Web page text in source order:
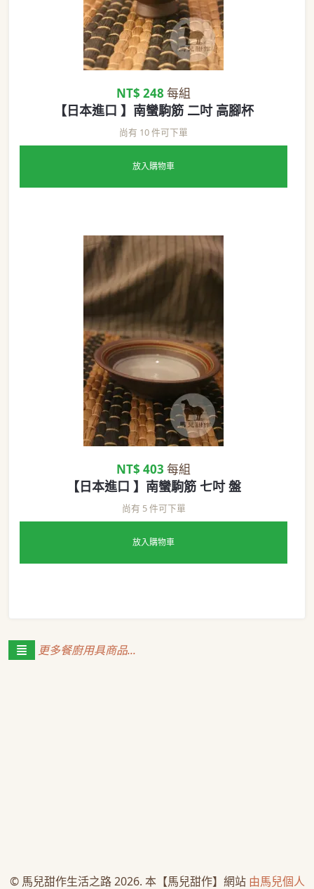
NT$ 248 每組
【日本進口 】南蠻駒筋 二吋 高腳杯
尚有 10 件可下單
放入購物車
NT$ 403 每組
【日本進口 】南蠻駒筋 七吋 盤
尚有 5 件可下單
放入購物車
更多餐廚用具商品...
© 馬兒甜作生活之路 2026. 本【馬兒甜作】網站 由馬兒個人